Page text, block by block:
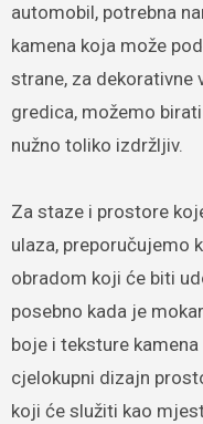
automobil, potrebna
kamena koja može
strane, za dekorativne
gredica, možemo
nužno toliko izdržljiv.
Za staze i prostore
ulaza, preporučujemo
obradom koji će biti
posebno kada je
boje i teksture
cjelokupni dizajn
koji će služiti kao